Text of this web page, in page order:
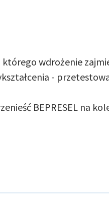
wdrożenie
-
BEPRESEL na